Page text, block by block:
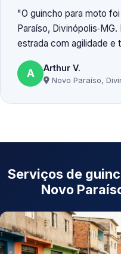
O guincho para moto
Paraíso,
estrada com agilidade e
A Arthur V.
Novo Paraíso,
Serviços de
Novo